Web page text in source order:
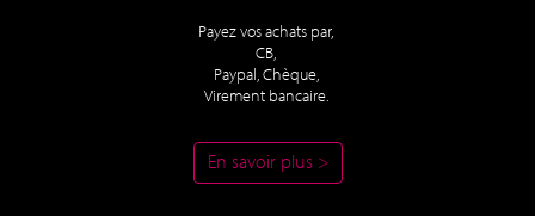
Payez vos achats par,
CB,
Paypal, Chèque,
Virement bancaire.
En savoir plus >